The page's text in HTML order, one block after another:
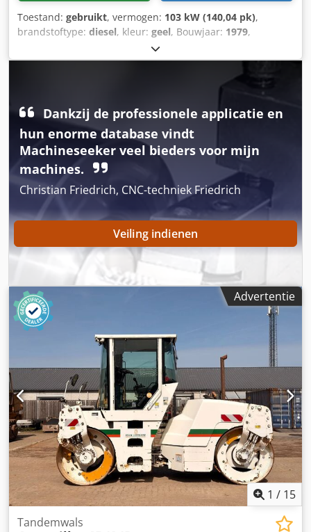
Toestand: gebruikt, vermogen: 103 kW (140,04 pk),
brandstoftype: diesel, kleur: geel, Bouwjaar: 1979,
Algemene informatie Bouwjaar: 1979 Modeljaar: 1979
Serienummer: 20X1733 Djdpfx Asun Rlqoqrskr Technische
informatie Aantal cilinders: 6 Aandrijving: rups
Leeggewicht: 14.000 kg Staat Algemene staat: gemiddeld
Technische staat: goed Optische staat: slecht Financiële
informatie Prijs: op aanvraag Meer informatie Neem
contact op met Ernst van Hek voor meer informatie.
Dankzij de professionele applicatie en
hun enorme database vindt
Machineseeker veel bieders voor mijn
machines.
Christian Friedrich, CNC-techniek Friedrich
Veiling indienen
Advertentie
1 / 15
Tandemwals